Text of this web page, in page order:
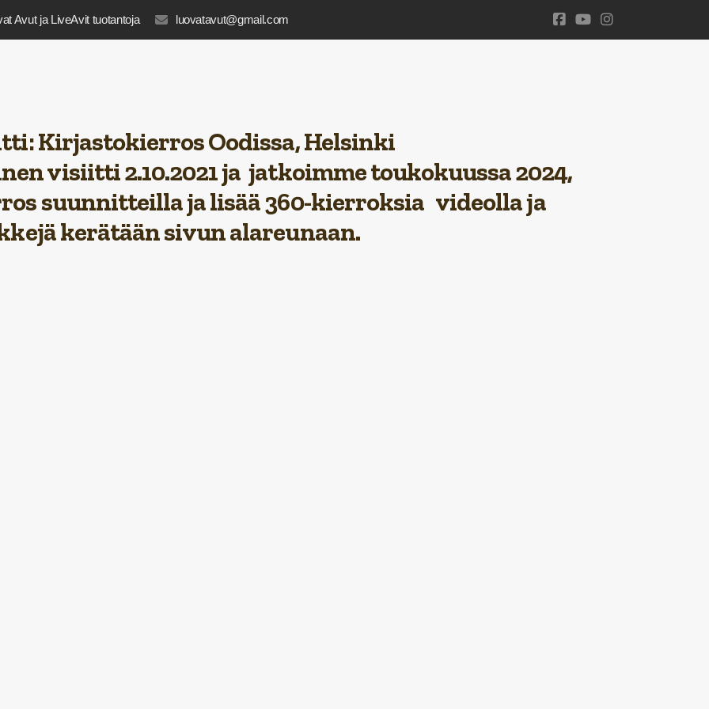
Avut ja LiveAvit tuotantoja luovatavut@gmail.com
: Kirjastokierros Oodissa, Helsinki
visiitti 2.10.2021 ja jatkoimme toukokuussa 2024,
suunnitteillaja lisää360-kierroksia videollaja
kerätään sivun alareunaan.